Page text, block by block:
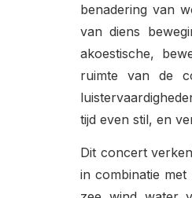
benadering van
van diens
akoestische,
ruimte van de
tijd even stil, en
Dit concert
in combinatie met